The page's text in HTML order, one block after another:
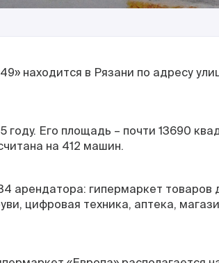
находится в Рязани по адресу
году. Его площадь – почти 13690
на 412 машин.
арендатора: гипермаркет товаров
цифровая техника, аптека,